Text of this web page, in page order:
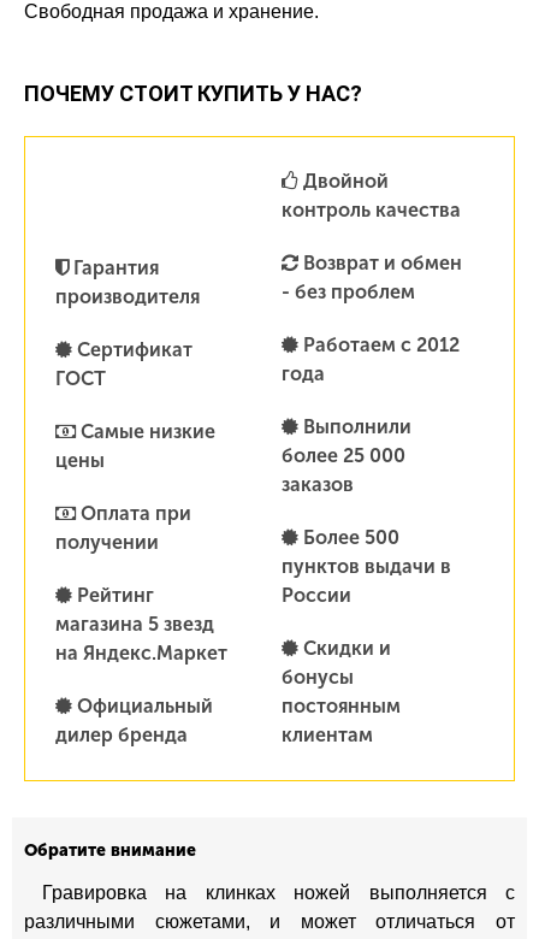
Свободная продажа и хранение.
ПОЧЕМУ СТОИТ КУПИТЬ У НАС?
Гарантия
производителя
Сертификат
ГОСТ
Самые низкие
цены
Оплата при
получении
Рейтинг
магазина 5 звезд
на Яндекс.Маркет
Официальный
дилер бренда
Двойной
контроль качества
Возврат и обмен
- без проблем
Работаем с 2012
года
Выполнили
более 25 000
заказов
Более 500
пунктов выдачи в
России
Скидки и
бонусы
постоянным
клиентам
Обратите внимание
Гравировка на клинках ножей выполняется с
различными сюжетами, и может отличаться от